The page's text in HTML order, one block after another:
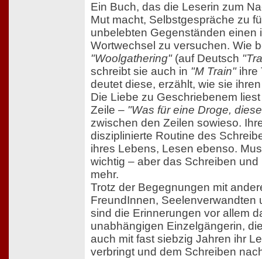
Ein Buch, das die Leserin zum
Mut macht, Selbstgespräche zu
unbelebten Gegenständen einen
Wortwechsel zu versuchen. Wie
"Woolgathering"(auf Deutsch
schreibt sie auch in "M Train"ihre
deutet diese, erzählt, wie sie
Die Liebe zu Geschriebenem
Zeile – "Was für eine Droge,
zwischen den Zeilen sowieso.
disziplinierte Routine des
ihres Lebens, Lesen ebenso.
wichtig – aber das Schreiben
mehr.
Trotz der Begegnungen mit
FreundInnen, Seelenverwandten
sind die Erinnerungen vor allem
unabhängigen Einzelgängerin,
auch mit fast siebzig Jahren ihr
verbringt und dem Schreiben